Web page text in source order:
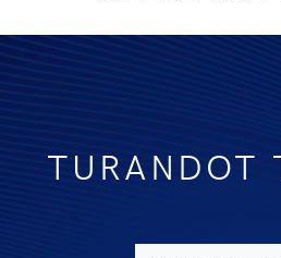
TURANDOT